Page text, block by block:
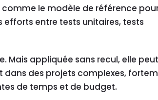
le modèle de référence
entre tests unitaires, tests
Mais appliquée sans recul, elle peut
des projets complexes,
de temps et de budget.